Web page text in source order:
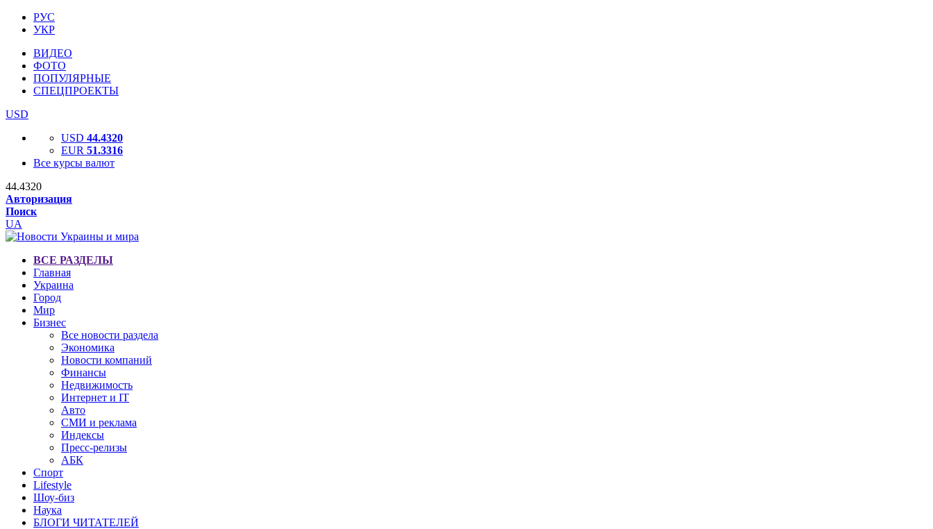
РУС
УКР
ВИДЕО
ФОТО
ПОПУЛЯРНЫЕ
СПЕЦПРОЕКТЫ
USD
USD 44.4320
EUR 51.3316
Все курсы валют
44.4320
Авторизация
Поиск
UA
ВСЕ РАЗДЕЛЫ
Главная
Украина
Город
Мир
Бизнес
Все новости раздела
Экономика
Новости компаний
Финансы
Недвижимость
Интернет и IT
Авто
СМИ и реклама
Индексы
Пресс-релизы
АБК
Спорт
Lifestyle
Шоу-биз
Наука
БЛОГИ ЧИТАТЕЛЕЙ